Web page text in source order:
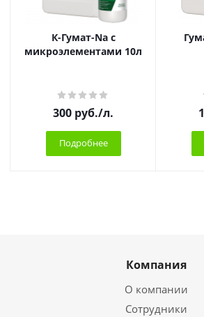
К-Гумат-Na с
микроэлементами 10л
300 руб./л.
Подробнее
Компания
О компании
Сотрудники